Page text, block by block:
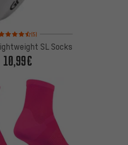
Bewertungen: 4,5 von 5 basierend auf 5
(5)
SL Socks
10,99€